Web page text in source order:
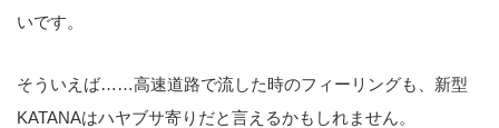
いです。
そういえば……高速道路で流した時のフィーリングも、新型
KATANAはハヤブサ寄りだと言えるかもしれません。